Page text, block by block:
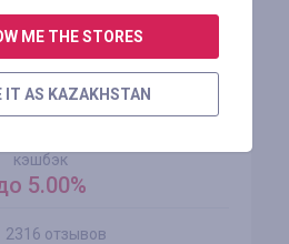
кэшбэк
5.00%
2316 отзывов
ME THE STORES
IT AS KAZAKHSTAN